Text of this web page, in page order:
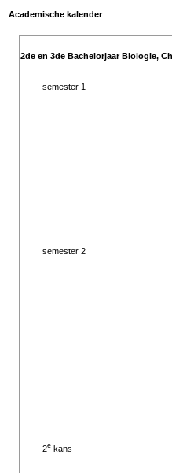
Academische kalender
2de en 3de Bachelorjaar Biologie,
semester 1
semester 2
2e kans